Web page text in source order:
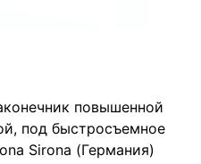
повышенной
под быстросъемное
Sirona (Германия)